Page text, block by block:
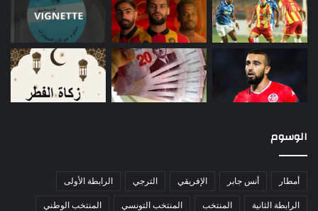
الوسوم
أمطار أنس جابر الإفريقي الترجي الرابطة الأولى
الرابطة الثانية المنتخب المنتخب التونسي المنتخب الوطني